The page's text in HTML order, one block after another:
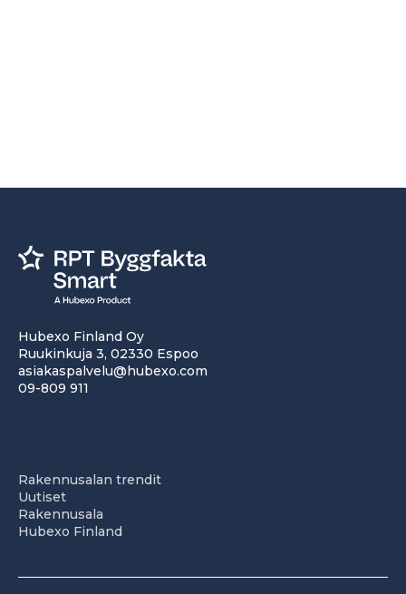
Hubexo Finland Oy
Ruukinkuja 3, 02330 Espoo
asiakaspalvelu@hubexo.com
09-809 911
Rakennusalan trendit
Uutiset
Rakennusala
Hubexo Finland